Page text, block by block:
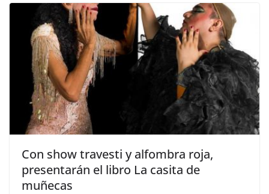
Con show travesti y alfombra roja,
presentarán el libro La casita de
muñecas